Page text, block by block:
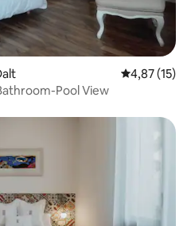
Gemiddelde
4,87 (15)
Pool View